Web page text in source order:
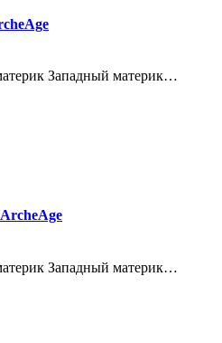
Западный материк…
Западный материк…